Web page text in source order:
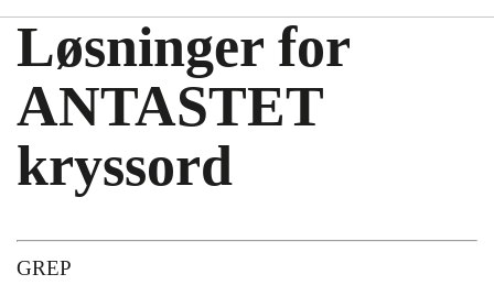
Løsninger for
ANTASTET
kryssord
GREP